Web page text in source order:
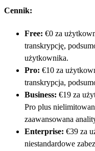
Cennik:
Free: €0 za
transkrypcję,
użytkownika.
Pro: €10 za
transkrypcja,
Business: €19 za
Pro plus
zaawansowana
Enterprise: €39 za
niestandardowe